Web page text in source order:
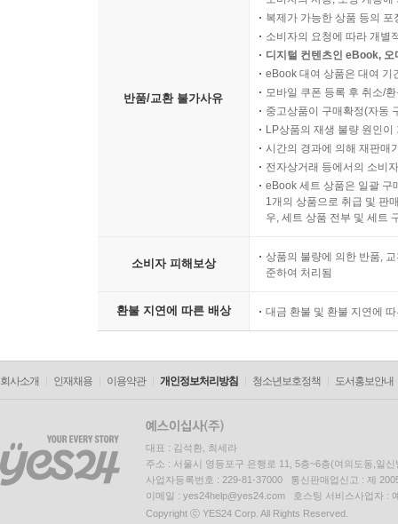
반품/교환 불가사유
복제가 가능한 상품 등의
소비자의 요청에 따라 개별
디지털 컨텐츠인 eBook,
eBook 대여 상품은 대여 기
모바일 쿠폰 등록 후 취소/
중고상품이 구매확정(자동
LP상품의 재생 불량 원인
시간의 경과에 의해 재판매
전자상거래 등에서의 소비
eBook 세트 상품은 일괄 구
1개의 상품으로 취급 및 판
우, 세트 상품 전부 및 세트
소비자 피해보상
상품의 불량에 의한 반품,
준하여 처리됨
환불 지연에 따른 배상 대금 환불 및 환불 지연에
회사소개 인재채용 이용약관 개인정보처리방침 청소년보호정책 도서홍보안내
대표 : 김석환, 최세라
주소 : 서울시 영등포구 은행로 11, 5층~6층(여의도동,일신
사업자등록번호 : 229-81-37000 통신판매업신고 : 제
이메일 : yes24help@yes24.com 호스팅 서비스사업자 :
Copyright ⓒ YES24 Corp. All Rights Reserved.